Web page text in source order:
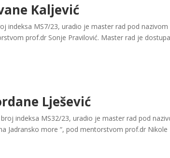
Kaljević
indeksa MS7/23, uradio je master rad pod nazivom
prof.dr Sonje Pravilović. Master rad je
Lješević
indeksa MS32/23, uradio je master rad pod
Jadransko more “, pod mentorstvom prof.dr Nikole